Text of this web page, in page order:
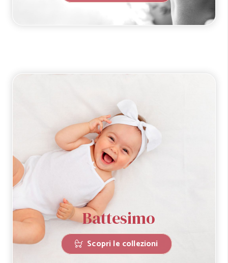
Battesimo
Scopri le collezioni